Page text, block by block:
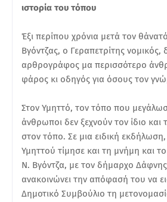
ιστορία του τόπου
Έξι περίπου χρόνια μετά τον
Βγόντζας, ο Γεραπετρίτης νομικός,
αρθρογράφος μα περισσότερο
φάρος κι οδηγός για όσους τον
Στον Υμηττό, τον τόπο που
άνθρωποι δεν ξεχνούν τον ίδιο
στον τόπο. Σε μια ειδική
Υμηττού τίμησε και τη μνήμη και
N. Βγόντζα, με τον δήμαρχο
ανακοινώνει την απόφασή του να
Δημοτικό Συμβούλιο τη